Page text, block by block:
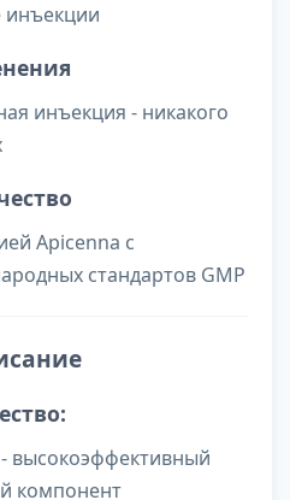
инъекции
инъекция - никакого
Apicenna с
стандартов GMP
высокоэффективный
компонент